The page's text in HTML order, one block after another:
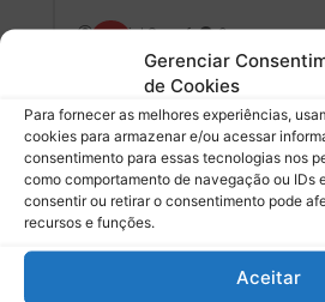
Gerenciar
de Cookies
Para fornecer as melhores experiências,
cookies para armazenar e/ou acessar
consentimento para essas tecnologias nos
como comportamento de navegação ou IDs
consentir ou retirar o consentimento pode
recursos e funções.
Aceitar
Gabriel Sawaf 0
Bowman e a
perspectiva
Na nona prova da Nascar, o
quebrou a sina e foi o oitavo
Leia mais »